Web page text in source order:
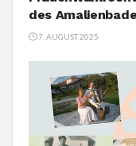
des
7. AUGUST 2025